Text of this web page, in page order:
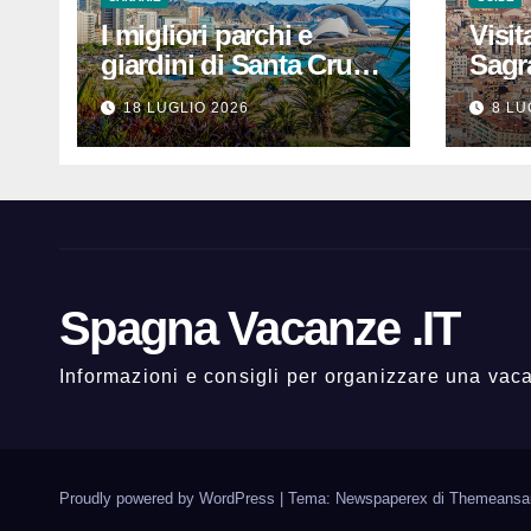
I migliori parchi e
giardini di Santa Cruz
de Tenerife: dove
rilassarsi
18 LUGLIO 2026
che
8
Spagna Vacanze .IT
Informazioni e consigli per organizzare una
Proudly powered by WordPress Tema: Newspaperex di